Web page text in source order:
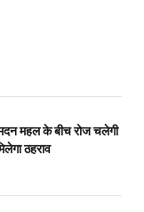
महल के बीच रोज चलेगी
ठहराव